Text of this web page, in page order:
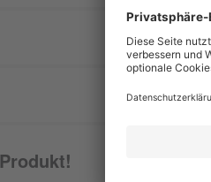
von 2 von 5 Sternen
von 1 von 5 Sternen